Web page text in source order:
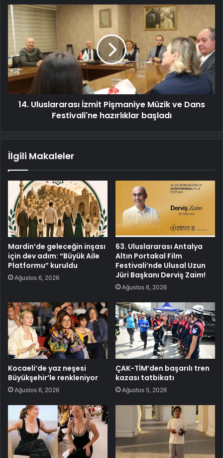
14. Uluslararası İzmit Pişmaniye Müzik ve Dans
Festivali'ne hazırlıklar başladı
İlgili Makaleler
Mardin’de geleceğin inşası
için dev adım: “Büyük Aile
Platformu” kuruldu
Ağustos 6, 2026
63. Uluslararası Antalya
Altın Portakal Film
Festivali’nde Ulusal Uzun
Jüri Başkanı Derviş Zaim!
Ağustos 6, 2026
Kocaeli’de yaz neşesi
Büyükşehir’le renkleniyor
Ağustos 6, 2026
ÇAK-TİM’den başarılı tren
kazası tatbikatı
Ağustos 5, 2026